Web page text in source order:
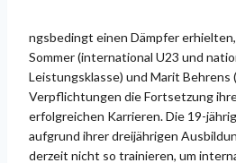
ngsbedingt einen Dämpfer
Sommer (international U23 und
Leistungsklasse) und Marit
Verpflichtungen die Fortsetzung
erfolgreichen Karrieren. Die 19-
aufgrund ihrer dreijährigen
derzeit nicht so trainieren, um